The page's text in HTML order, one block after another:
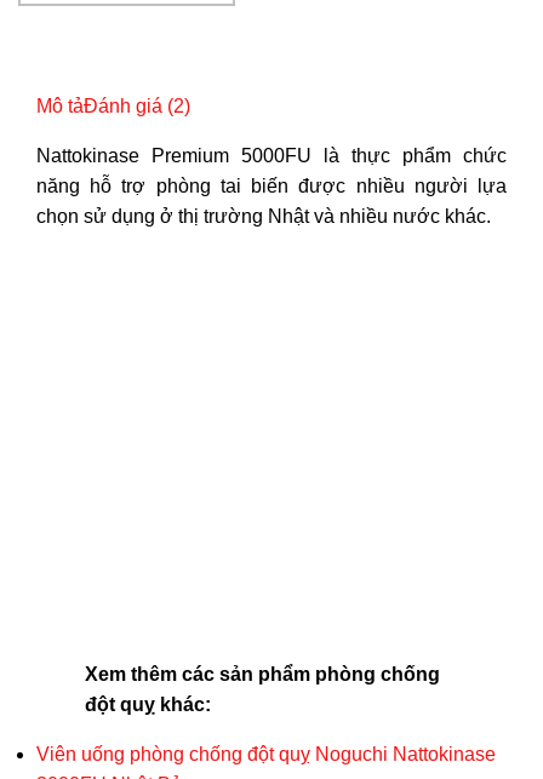
là:
tại
Mô tảĐánh giá (2)
Nattokinase Premium 5000FU
là thực phẩm chức
năng hỗ trợ phòng tai biến được nhiều người lựa
chọn sử dụng ở thị trường Nhật và nhiều nước khác.
Xem thêm các sản phẩm phòng chống
đột quỵ khác:
Viên uống phòng chống đột quỵ Noguchi Nattokinase